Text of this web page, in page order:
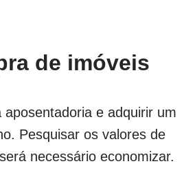
de imóveis
e adquirir um
Pesquisar os valores de
necessário economizar.